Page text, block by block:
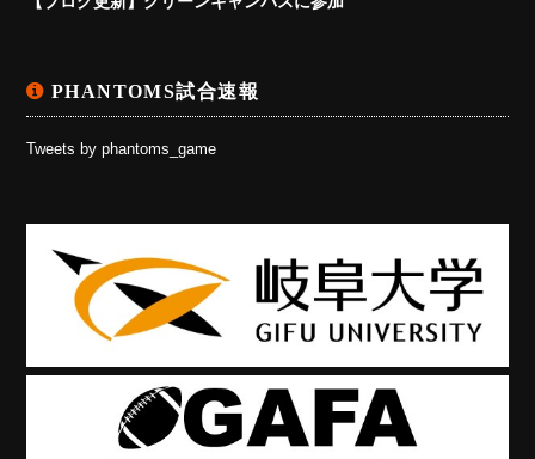
PHANTOMS試合速報
Tweets by phantoms_game